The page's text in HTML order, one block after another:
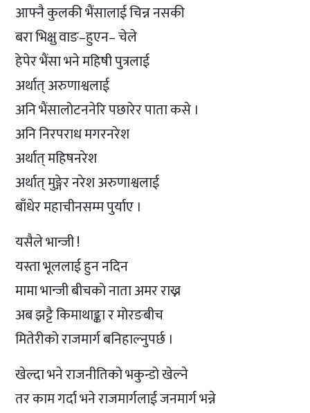
आफ्नै कुलकी भैंसालाई चिन्न नसकी
बरा भिक्षु वाङ–हुएन– चेले
हेपेर भैंसा भने महिषी पुत्रलाई
अर्थात् अरुणाश्वलाई
अनि भैंसालोटननेरि पछारेर पाता कसे ।
अनि निरपराध मगरनरेश
अर्थात् महिषनरेश
अर्थात् मुङ्गेर नरेश अरुणाश्वलाई
बाँधेर महाचीनसम्म पुर्याए ।
यसैले भान्जी !
यस्ता भूललाई हुन नदिन
मामा भान्जी बीचको नाता अमर राख्न
अब झट्टै किमाथाङ्का र मोरङबीच
मितेरीको राजमार्ग बनिहाल्नुपर्छ ।
खेल्दा भने राजनीतिको भकुन्डो खेल्ने
तर काम गर्दा भने राजमार्गलाई जनमार्ग भन्ने